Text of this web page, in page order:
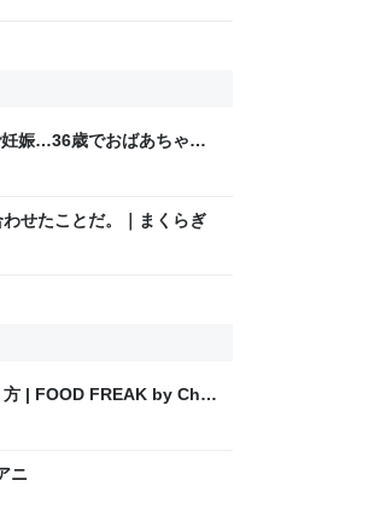
娠…36歳でおばあちゃん
ないのでは？
せたことだ。｜まくらぎ
方 | FOOD FREAK by Chef
ニ